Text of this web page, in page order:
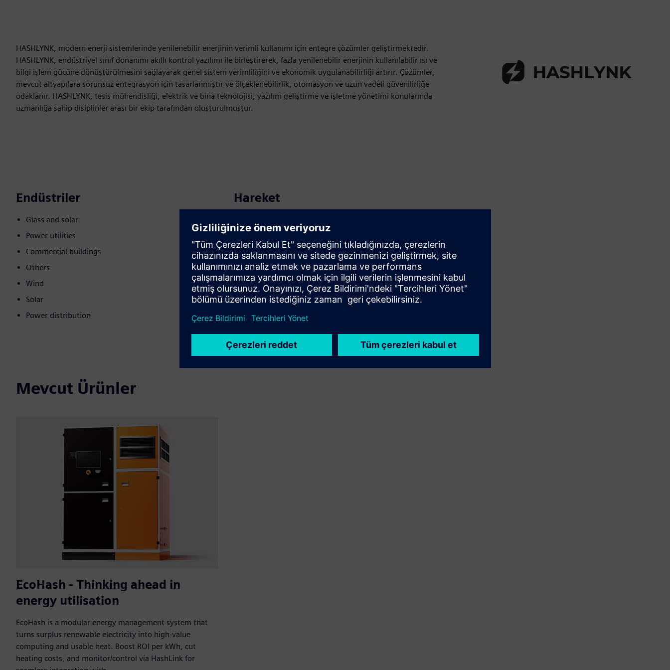
HASHLYNK, modern enerji sistemlerinde yenilenebilir enerjinin verimli kullanımı için entegre çözümler geliştirmektedir.
HASHLYNK, endüstriyel sınıf donanımı akıllı kontrol yazılımı ile birleştirerek, fazla yenilenebilir enerjinin kullanılabilir ısı ve
bilgi işlem gücüne dönüştürülmesini sağlayarak genel sistem verimliliğini ve ekonomik uygulanabilirliği artırır. Çözümler,
mevcut altyapılara sorunsuz entegrasyon için tasarlanmıştır ve ölçeklenebilirlik, otomasyon ve uzun vadeli güvenilirliğe
odaklanır. HASHLYNK, tesis mühendisliği, elektrik ve bina teknolojisi, yazılım geliştirme ve işletme yönetimi konularında
uzmanlığa sahip disiplinler arası bir ekip tarafından oluşturulmuştur.
Endüstriler
Glass and solar
Power utilities
Commercial buildings
Others
Wind
Solar
Power distribution
Hareket
Yeni bir ürün oluşturarak Siemens Xcelerator ürününü/
çözümünü genişletir veya geliştirir ya da Siemens
Xcelerator ürünü ile kendi ürününün entegrasyonu
yoluyla yeni bir müşteri çözümü oluşturur
Mevcut Ürünler
EcoHash - Thinking ahead in
energy utilisation
EcoHash is a modular energy management system that
turns surplus renewable electricity into high-value
computing and usable heat. Boost ROI per kWh, cut
heating costs, and monitor/control via HashLink for